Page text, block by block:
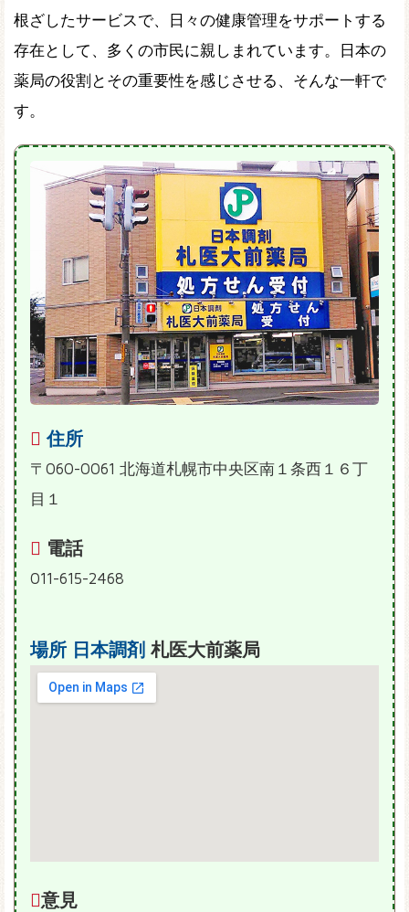
根ざしたサービスで、日々の健康管理をサポートする
存在として、多くの市民に親しまれています。日本の
薬局の役割とその重要性を感じさせる、そんな一軒で
す。
住所
〒060-0061 北海道札幌市中央区南１条西１６丁
目１
電話
011-615-2468
場所 日本調剤 札医大前薬局
意見